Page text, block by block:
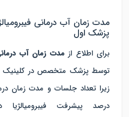
مدت زمان آب درمانی
پزشک اول
برای اطلاع ازمدت زمان آب درمانی
توسط پزشک متخصص در کلینیک
زیرا تعداد جلسات و مدت زمان
درصد پیشرفت